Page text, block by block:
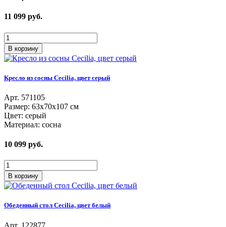
11 099 руб.
В корзину
Кресло из сосны Cecilia, цвет серый
Aрт. 571105
Размер: 63х70х107 см
Цвет: серый
Материал: сосна
10 099 руб.
В корзину
Обеденный стол Cecilia, цвет белый
Aрт. 122877